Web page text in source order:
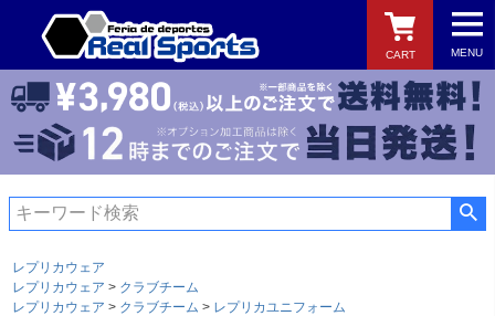
MENU
CART
検索
レプリカウェア
レプリカウェア
クラブチーム
レプリカウェア
クラブチーム
レプリカユニフォーム